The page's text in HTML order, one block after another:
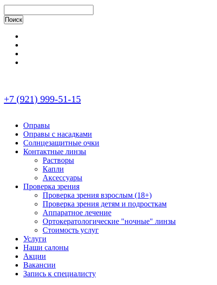
+7 (921) 999-51-15
Оправы
Оправы с насадками
Солнцезащитные очки
Контактные линзы
Растворы
Капли
Аксессуары
Проверка зрения
Проверка зрения взрослым (18+)
Проверка зрения детям и подросткам
Аппаратное лечение
Ортокератологические "ночные" линзы
Стоимость услуг
Услуги
Наши салоны
Акции
Вакансии
Запись к специалисту